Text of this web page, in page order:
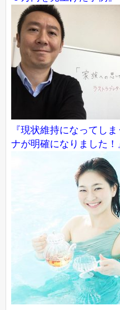
『現状維持になってし
ナが明確になりました！